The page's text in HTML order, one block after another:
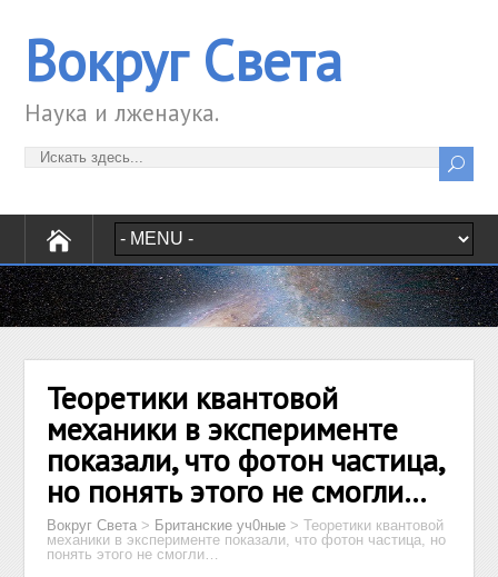
Вокруг Света
Наука и лженаука.
Теоретики квантовой
механики в эксперименте
показали, что фотон частица,
но понять этого не смогли…
Вокруг Света > Британские уч0ные >Теоретики квантовой
механики в эксперименте показали, что фотон частица, но
понять этого не смогли…